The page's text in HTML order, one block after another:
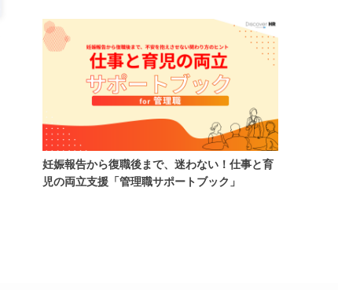
妊娠報告から復職後まで、迷わない！仕事と育
児の両立支援「管理職サポートブック」